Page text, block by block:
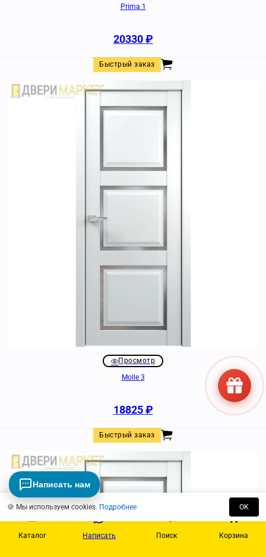
Prima 1
20330₽
Быстрый заказ
Просмотр
Molle 3
18825₽
Быстрый заказ
Каталог Написать Поиск Корзина
🍪 Мы используем cookies. Подробнее OK
Написать нам